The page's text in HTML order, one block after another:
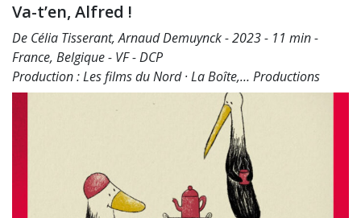
Va-t’en, Alfred !
De Célia Tisserant, Arnaud Demuynck - 2023 - 11 min -
France, Belgique - VF - DCP
Production : Les films du Nord · La Boîte,… Productions